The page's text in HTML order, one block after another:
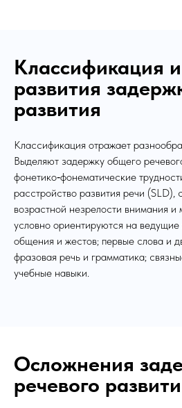
Классификация
развития
развития
Классификация отражает
Выделяют задержку общего
фонетико‑фонематические
расстройство развития речи
возрастной незрелости внимания
условно ориентируются на
общения и жестов; первые слова и
фразовая речь и грамматика;
учебные навыки.
Осложнения
речевого